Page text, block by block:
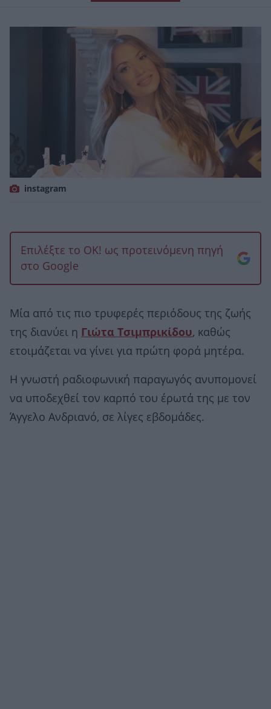
instagram
Επιλέξτε το OK! ως προτεινόμενη πηγή
στο Google
Μία από τις πιο τρυφερές περιόδους της ζωής
της διανύει η Γιώτα Τσιμπρικίδου, καθώς
ετοιμάζεται να γίνει για πρώτη φορά μητέρα.
Η γνωστή ραδιοφωνική παραγωγός ανυπομονεί
να υποδεχθεί τον καρπό του έρωτά της με τον
Άγγελο Ανδριανό, σε λίγες εβδομάδες.